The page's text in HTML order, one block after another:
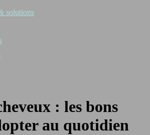
solutions
: les bons
au quotidien